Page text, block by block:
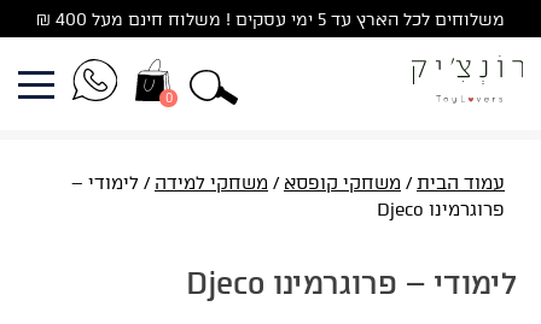
to
content
משלוחים לכל הארץ עד 5 ימי עסקים ! משלוח חינם מעל 400 ₪
0
עמוד הבית/ משחקי קופסא / משחקי למידה / לימודי –
פרוגרמינו Djeco
לימודי – פרוגרמינו Djeco